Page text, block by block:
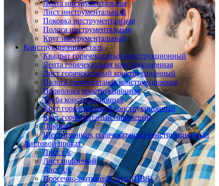
Лента инструментальная
Лист инструментальный
Поковка инструментальная
Полоса инструментальная
Круг инструментальный
Конструкционная сталь
Квадрат горячекатаный конструкционный
Лента горячекатаная конструкционная
Лист горячекатаный конструкционный
Полоса горячекатаная конструкционная
Проволока конструкционная
Труба конструкционная
Круг горячекатаный конструкционный
Круг горячекатаный никелевый
Поковка
Шестигранник горячекатаный конструкционный
Листовой прокат
Лист г/к
Лист рифленый
Лист х/к
Просечно-вытяжной лист (ПВЛ)